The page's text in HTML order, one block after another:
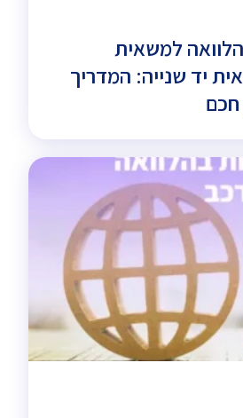
למשאית
יד שנייה: המדריך
חכם